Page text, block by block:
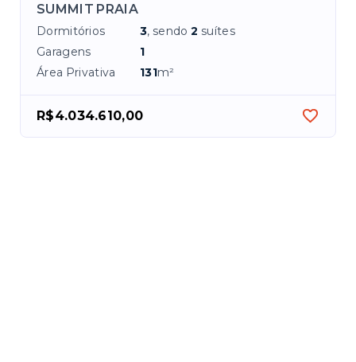
SUMMIT PRAIA
Dormitórios 3, sendo2 suítes
Garagens
1
Área Privativa
131m²
R$4.034.610,00